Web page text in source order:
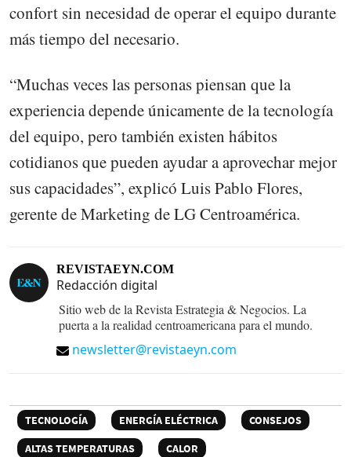
confort sin necesidad de operar el equipo durante
más tiempo del necesario.
“Muchas veces las personas piensan que la
experiencia depende únicamente de la tecnología
del equipo, pero también existen hábitos
cotidianos que pueden ayudar a aprovechar mejor
sus capacidades”, explicó Luis Pablo Flores,
gerente de Marketing de LG Centroamérica.
REVISTAEYN.COM
Redacción digital
Sitio web de la Revista Estrategia & Negocios. La
puerta a la realidad centroamericana para el mundo.
newsletter@revistaeyn.com
TECNOLOGÍA ENERGÍA ELÉCTRICA
CONSEJOS
ALTAS TEMPERATURAS
CALOR